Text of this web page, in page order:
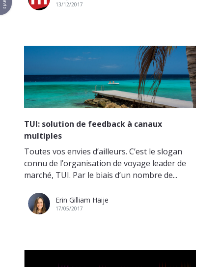
13/12/2017
TUI: solution de feedback à canaux
multiples
Toutes vos envies d’ailleurs. C’est le slogan
connu de l’organisation de voyage leader de
marché, TUI. Par le biais d’un nombre de...
Erin Gilliam Haije
17/05/2017